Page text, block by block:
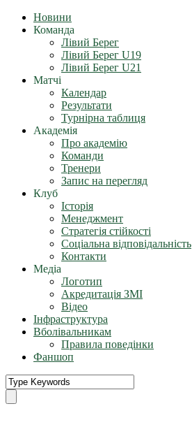
Новини
Команда
Лівий Берег
Лівий Берег U19
Лівий Берег U21
Матчі
Календар
Результати
Турнірна таблиця
Академія
Про академію
Команди
Тренери
Запис на перегляд
Клуб
Історія
Менеджмент
Стратегія стійкості
Соціальна відповідальність
Контакти
Медіа
Логотип
Акредитація ЗМІ
Відео
Інфраструктура
Вболівальникам
Правила поведінки
Фаншоп